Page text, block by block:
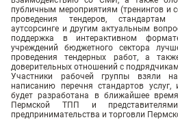
публичным мероприятиям (тренингов и
проведения тендеров, стандартам
аутсорсинге и другим актуальным
поддержка в интерактивном
учреждений бюджетного сектора
проведения тендерных работ, а
доверительных отношений с
Участники рабочей группы взяли
написанию перечня стандартов
будет разработана в ближайшее
Пермской ТПП и
предпринимательства и торговли